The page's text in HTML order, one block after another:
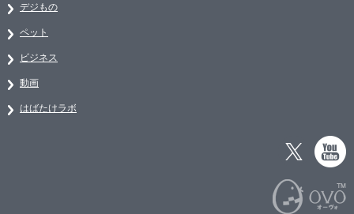
デジもの
ペット
ビジネス
動画
はばたけラボ